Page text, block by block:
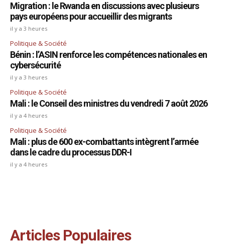
Migration : le Rwanda en discussions avec plusieurs
pays européens pour accueillir des migrants
il y a 3 heures
Politique & Société
Bénin : l’ASIN renforce les compétences nationales en
cybersécurité
il y a 3 heures
Politique & Société
Mali : le Conseil des ministres du vendredi 7 août 2026
il y a 4 heures
Politique & Société
Mali : plus de 600 ex-combattants intègrent l’armée
dans le cadre du processus DDR-I
il y a 4 heures
Articles Populaires